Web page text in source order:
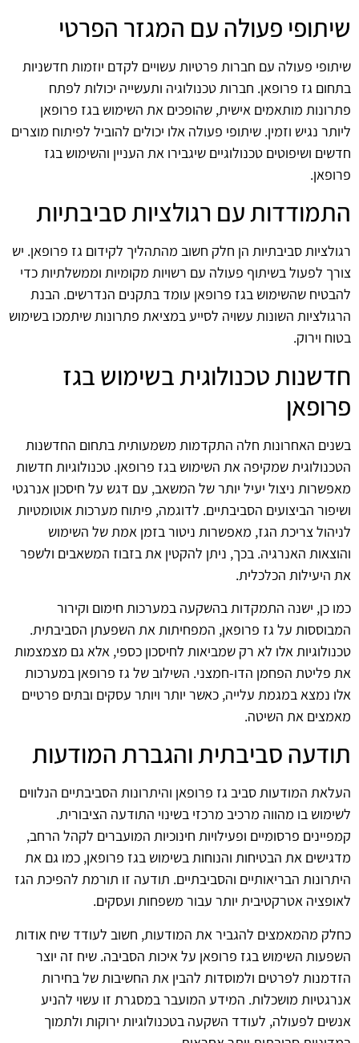
שיתופי פעולה עם המגזר הפרטי
שיתופי פעולה עם חברות פרטיות עשויים לקדם יוזמות חדשניות
בתחום גז פרופאן. חברות טכנולוגיה ותעשייה יכולות לפתח
פתרונות מותאמים אישית, שהופכים את השימוש בגז פרופאן
ליותר נגיש וזמין. שיתופי פעולה אלו יכולים להוביל לפיתוח מוצרים
חדשים ושיפוטים טכנולוגיים שיגבירו את העניין והשימוש בגז
פרופאן.
התמודדות עם רגולציות סביבתיות
רגולציות סביבתיות הן חלק חשוב מהתהליך לקידום גז פרופאן. יש
צורך לפעול בשיתוף פעולה עם רשויות מקומיות וממשלתיות כדי
להבטיח שהשימוש בגז פרופאן עומד בתקנים הנדרשים. הבנת
הרגולציות השונות עשויה לסייע במציאת פתרונות שיתמכו בשימוש
בטוח וירוק.
חדשנות טכנולוגית בשימוש בגז
פרופאן
בשנים האחרונות חלה התקדמות משמעותית בתחום החדשנות
הטכנולוגית שמקיפה את השימוש בגז פרופאן. טכנולוגיות חדשות
מאפשרות ניצול יעיל יותר של המשאב, עם דגש על חיסכון אנרגטי
ושיפור הביצועים הסביבתיים. לדוגמה, פיתוח מערכות אוטומטיות
לניהול צריכת הגז, מאפשרות ניטור בזמן אמת של השימוש
והוצאות האנרגיה. בכך, ניתן להקטין את בזבוז המשאבים ולשפר
את היעילות הכלכלית.
כמו כן, ישנה התמקדות בהשקעה במערכות חימום וקירור
המבוססות על גז פרופאן, המפחיתות את השפעתן הסביבתית.
טכנולוגיות אלו לא רק שמביאות לחיסכון כספי, אלא גם מצמצמות
את פליטת הפחמן הדו-חמצני. השילוב של גז פרופאן במערכות
אלו נמצא במגמת עלייה, כאשר יותר ויותר עסקים ובתים פרטיים
מאמצים את השיטה.
תודעה סביבתית והגברת המודעות
העלאת המודעות סביב גז פרופאן והיתרונות הסביבתיים הנלווים
לשימוש בו מהווה מרכיב מרכזי בשינוי התודעה הציבורית.
קמפיינים פרסומיים ופעילויות חינוכיות המועברים לקהל הרחב,
מדגישים את הבטיחות והנוחות בשימוש בגז פרופאן, כמו גם את
היתרונות הבריאותיים והסביבתיים. תודעה זו תורמת להפיכת הגז
לאופציה אטרקטיבית יותר עבור משפחות ועסקים.
כחלק מהמאמצים להגביר את המודעות, חשוב לעודד שיח אודות
השפעות השימוש בגז פרופאן על איכות הסביבה. שיח זה יוצר
הזדמנות לפרטים ולמוסדות להבין את החשיבות של בחירות
אנרגטיות מושכלות. המידע המועבר במסגרת זו עשוי להניע
אנשים לפעולה, לעודד השקעה בטכנולוגיות ירוקות ולתמוך